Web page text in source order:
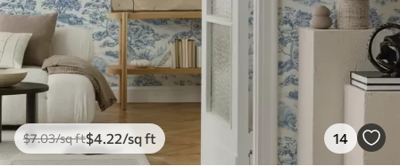
$7.03/sq ft$4.22/sq ft 14